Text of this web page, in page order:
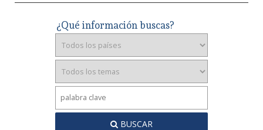
¿Qué información buscas?
BUSCAR